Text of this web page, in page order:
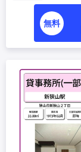
無料